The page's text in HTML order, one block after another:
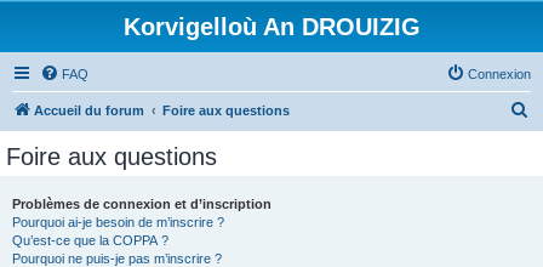
Korvigelloù An DROUIZIG
FAQ Connexion
Accueil du forum Foire aux questions
Foire aux questions
Problèmes de connexion et d’inscription
Pourquoi ai-je besoin de m’inscrire ?
Qu’est-ce que la COPPA ?
Pourquoi ne puis-je pas m’inscrire ?